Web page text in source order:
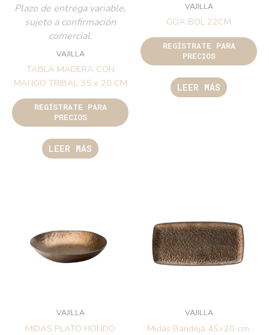
Plazo de entrega variable,
sujeto a confirmación
comercial.
VAJILLA
TABLA MADERA CON
MANGO TRIBAL 35 x 20 CM
REGÍSTRATE PARA
PRECIOS
LEER MÁS
VAJILLA
GOA BOL 22CM
REGÍSTRATE PARA
PRECIOS
LEER MÁS
VAJILLA
MIDAS PLATO HONDO
VAJILLA
Midas Bandeja 45×20 cm.